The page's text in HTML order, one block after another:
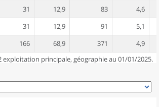
31 12,9 83
4,6
31 12,9 91
5,1
166 68,9 371
4,9
exploitation principale, géographie au 01/01/2025.